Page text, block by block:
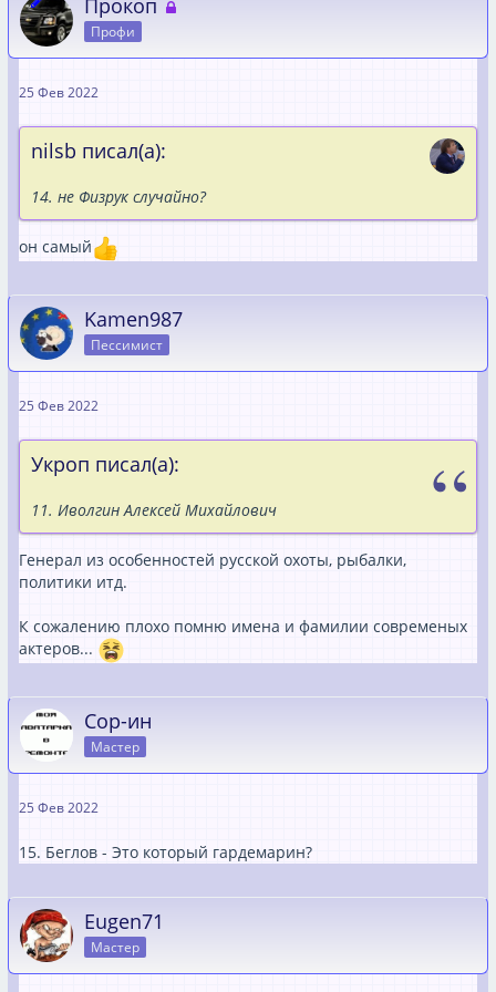
Прокоп
Профи
25 Фев 2022
nilsb писал(а):
14. не Физрук случайно?
он самый
Kamen987
Пессимист
25 Фев 2022
Укроп писал(а):
11. Иволгин Алексей Михайлович
Генерал из особенностей русской охоты, рыбалки,
политики итд.
К сожалению плохо помню имена и фамилии современых
актеров...
Сор-ин
Мастер
25 Фев 2022
15. Беглов - Это который гардемарин?
Eugen71
Мастер